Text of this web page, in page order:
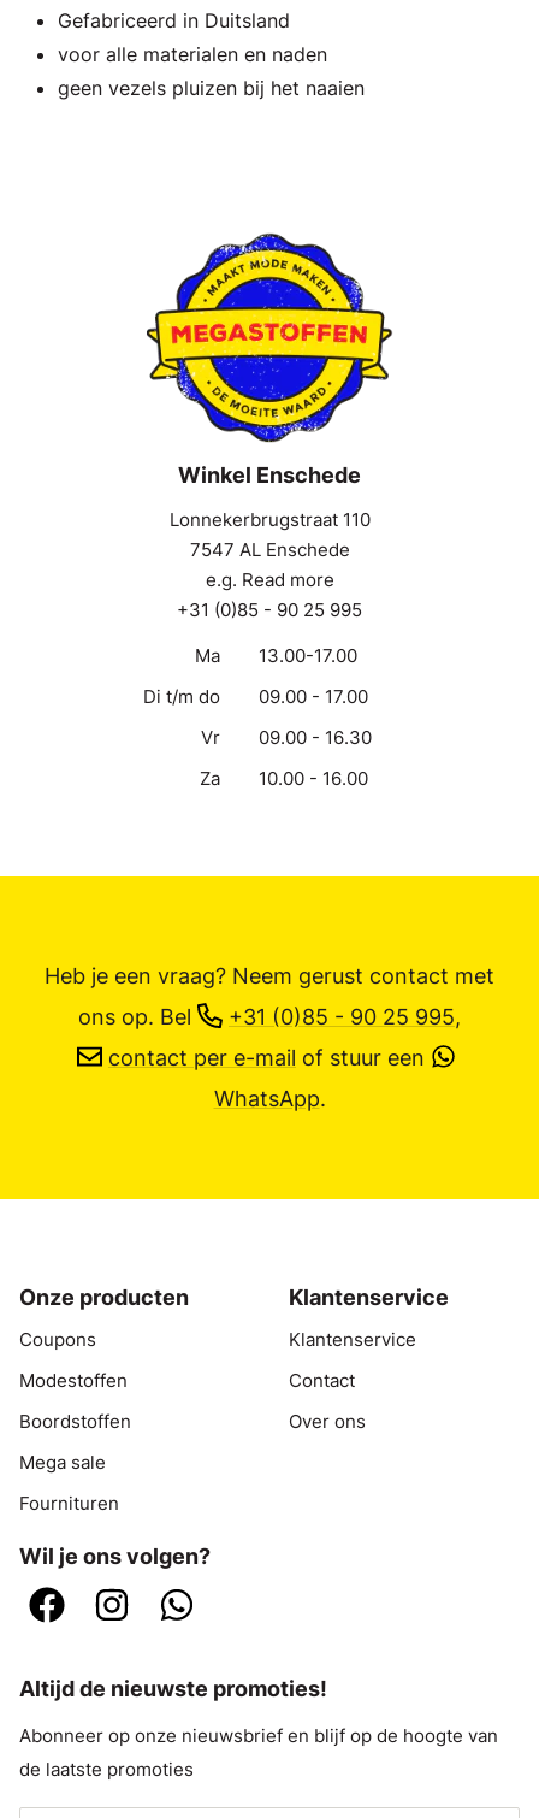
Gefabriceerd in Duitsland
voor alle materialen en naden
geen vezels pluizen bij het naaien
Winkel Enschede
Lonnekerbrugstraat 110
7547 AL Enschede
e.g. Read more
+31 (0)85 - 90 25 995
Ma
13.00-17.00
Di t/m do
09.00 - 17.00
Vr
09.00 - 16.30
Za
10.00 - 16.00
Heb je een vraag? Neem gerust contact met
ons op. Bel +31 (0)85 - 90 25 995,
contact per e-mail of stuur een
WhatsApp.
Onze producten
Coupons
Modestoffen
Boordstoffen
Mega sale
Fournituren
Klantenservice
Klantenservice
Contact
Over ons
Wil je ons volgen?
Altijd de nieuwste promoties!
Abonneer op onze nieuwsbrief en blijf op de hoogte van
de laatste promoties